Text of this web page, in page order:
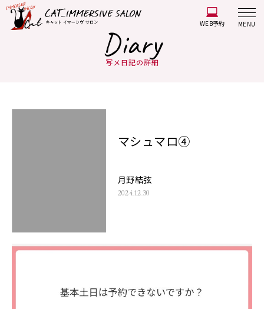
WEB予約 MENU
Diary
写メ日記の詳細
マシュマロ④
月野結弦
2024.12.30